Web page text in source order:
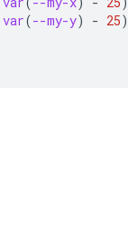
var(--my-y) - 25)